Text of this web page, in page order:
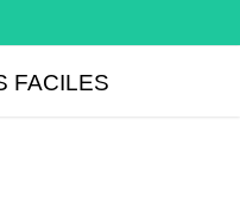
FACILES